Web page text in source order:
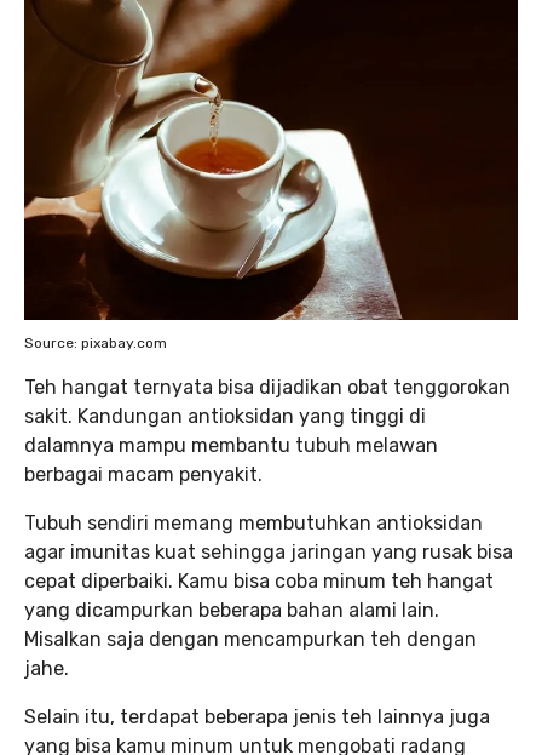
Source: pixabay.com
Teh hangat ternyata bisa dijadikan obat tenggorokan
sakit. Kandungan antioksidan yang tinggi di
dalamnya mampu membantu tubuh melawan
berbagai macam penyakit.
Tubuh sendiri memang membutuhkan antioksidan
agar imunitas kuat sehingga jaringan yang rusak bisa
cepat diperbaiki. Kamu bisa coba minum teh hangat
yang dicampurkan beberapa bahan alami lain.
Misalkan saja dengan mencampurkan teh dengan
jahe.
Selain itu, terdapat beberapa jenis teh lainnya juga
yang bisa kamu minum untuk mengobati radang